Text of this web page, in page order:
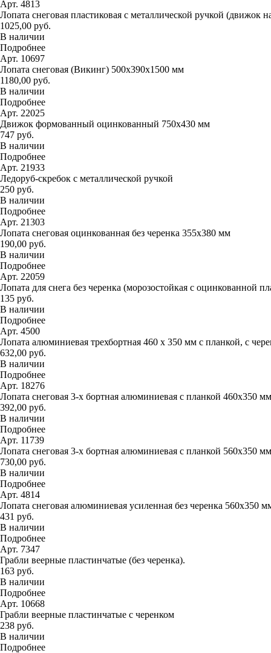
Арт. 4813
Лопата снеговая пластиковая с металлической ручкой (движок
1025,00 руб.
В наличии
Подробнее
Арт. 10697
Лопата снеговая (Викинг) 500х390х1500 мм
1180,00 руб.
В наличии
Подробнее
Арт. 22025
Движок формованный оцинкованный 750х430 мм
747 руб.
В наличии
Подробнее
Арт. 21933
Ледоруб-скребок с металлической ручкой
250 руб.
В наличии
Подробнее
Арт. 21303
Лопата снеговая оцинкованная без черенка 355х380 мм
190,00 руб.
В наличии
Подробнее
Арт. 22059
Лопата для снега без черенка (морозостойкая с оцинкованной
135 руб.
В наличии
Подробнее
Арт. 4500
Лопата алюминиевая трехбортная 460 х 350 мм с планкой, с
632,00 руб.
В наличии
Подробнее
Арт. 18276
Лопата снеговая 3-х бортная алюминиевая с планкой 460х350 мм
392,00 руб.
В наличии
Подробнее
Арт. 11739
Лопата снеговая 3-х бортная алюминиевая с планкой 560х350 мм
730,00 руб.
В наличии
Подробнее
Арт. 4814
Лопата снеговая алюминиевая усиленная без черенка 560х350
431 руб.
В наличии
Подробнее
Арт. 7347
Грабли веерные пластинчатые (без черенка).
163 руб.
В наличии
Подробнее
Арт. 10668
Грабли веерные пластинчатые с черенком
238 руб.
В наличии
Подробнее